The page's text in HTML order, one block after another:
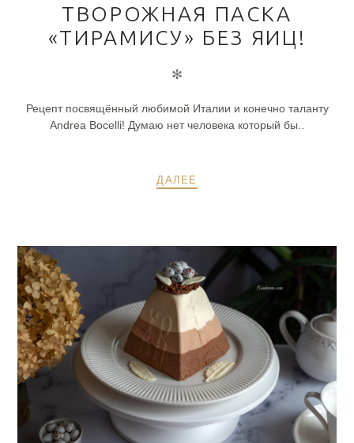
ТВОРОЖНАЯ ПАСКА
«ТИРАМИСУ» БЕЗ ЯИЦ!
✻
Рецепт посвящённый любимой Италии и конечно таланту
Andrea Bocelli! Думаю нет человека который бы..
ДАЛЕЕ